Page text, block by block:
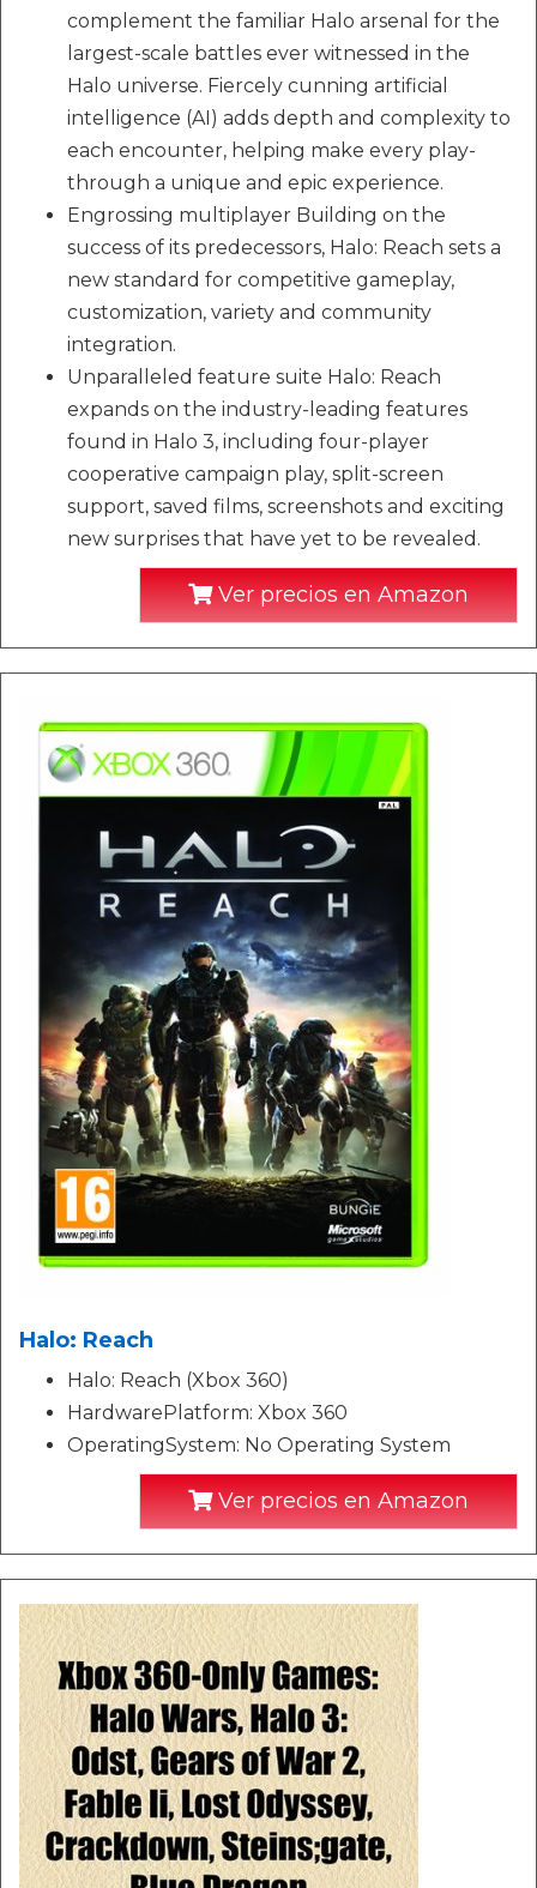
complement the familiar Halo arsenal for the
largest-scale battles ever witnessed in the
Halo universe. Fiercely cunning artificial
intelligence (AI) adds depth and complexity to
each encounter, helping make every play-
through a unique and epic experience.
Engrossing multiplayer Building on the
success of its predecessors, Halo: Reach sets a
new standard for competitive gameplay,
customization, variety and community
integration.
Unparalleled feature suite Halo: Reach
expands on the industry-leading features
found in Halo 3, including four-player
cooperative campaign play, split-screen
support, saved films, screenshots and exciting
new surprises that have yet to be revealed.
Ver precios en Amazon
Halo: Reach
Halo: Reach (Xbox 360)
HardwarePlatform: Xbox 360
OperatingSystem: No Operating System
Ver precios en Amazon